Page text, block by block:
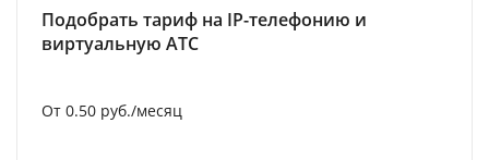
Подобрать тариф на IP-телефонию и
виртуальную АТС
От 0.50 руб./месяц